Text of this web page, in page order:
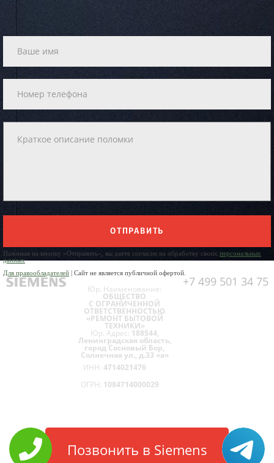
ОТПРАВИТЬ
Нажимая на кнопку «Отправить», вы даете согласие на обработку своих персональных
данных
Для правообладателей | Сайт не является публичной офертой.
+7 499 501 34 75
Юр. Наименование:
ОБЩЕСТВО
С ОГРАНИЧЕННОЙ
ОТВЕТСТВЕННОСТЬЮ
«РЕМОНТ БЫТОВОЙ
ТЕХНИКИ»
Юр. Адрес: 188544,
Ленинградская область,
город Сосновый Бор,
Солнечная ул., д.33 «а»
ИНН: 4714021476
ОГРН: 1084714000029
Позвонить в Siemens